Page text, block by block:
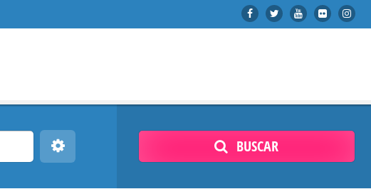
BUSCAR